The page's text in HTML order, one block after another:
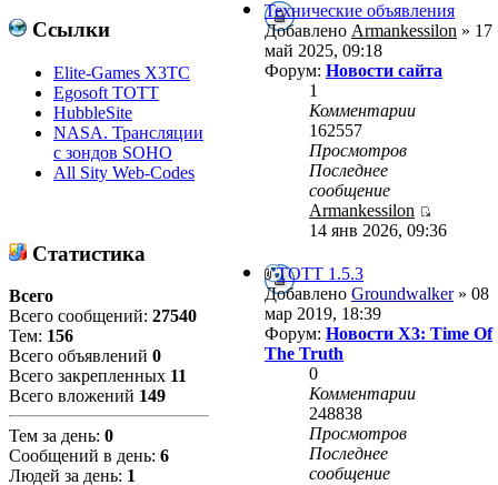
Ссылки
Elite-Games X3TC
Egosoft TOTT
HubbleSite
NASA. Трансляции
с зондов SOHO
All Sity Web-Codes
Статистика
Всего
Всего сообщений: 27540
Тем: 156
Всего объявлений 0
Всего закрепленных 11
Всего вложений 149
Тем за день: 0
Сообщений в день: 6
Людей за день: 1
Технические объявления
Добавлено Armankessilon » 17
май 2025, 09:18
Форум: Новости сайта
1
Комментарии
162557
Просмотров
Последнее
сообщение
Armankessilon
14 янв 2026, 09:36
ТОТТ 1.5.3
Добавлено Groundwalker» 08
мар 2019, 18:39
Форум: Новости X3: Time Of
The Truth
0
Комментарии
248838
Просмотров
Последнее
сообщение